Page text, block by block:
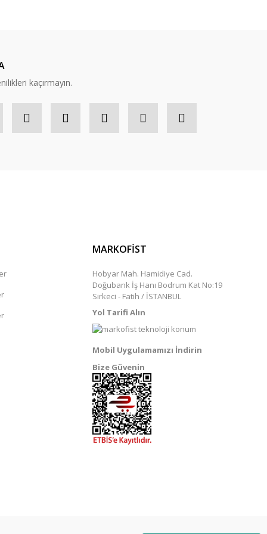
kaçırmayın.
MARKOFİST
Hobyar Mah. Hamidiye Cad.
Doğubank İş Hanı Bodrum Kat No:19
Sirkeci - Fatih / İSTANBUL
Yol Tarifi Alın
Mobil Uygulamamızı İndirin
Bize Güvenin